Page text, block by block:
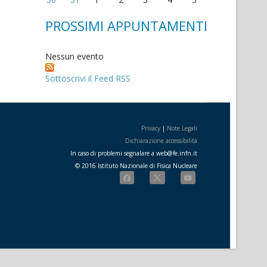
PROSSIMI APPUNTAMENTI
Nessun evento
Sottoscrivi il Feed RSS
Privacy | Note Legali
Dichiarazione accessibilità
In caso di problemi segnalare a web@fe.infn.it
© 2016 Istituto Nazionale di Fisica Nucleare